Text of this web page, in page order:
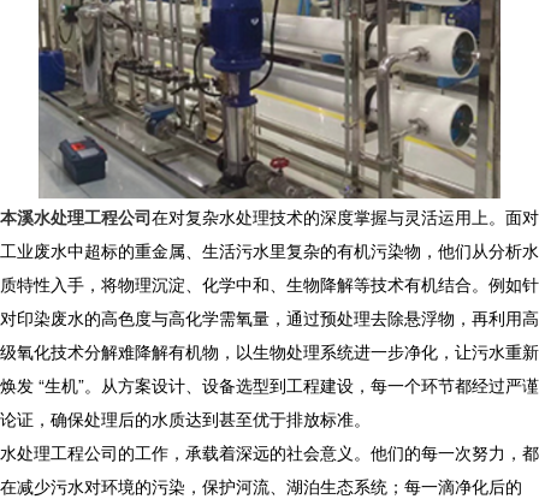
本溪水处理工程公司在对复杂水处理技术的深度掌握与灵活运用上。面对
工业废水中超标的重金属、生活污水里复杂的有机污染物，他们从分析水
质特性入手，将物理沉淀、化学中和、生物降解等技术有机结合。例如针
对印染废水的高色度与高化学需氧量，通过预处理去除悬浮物，再利用高
级氧化技术分解难降解有机物，以生物处理系统进一步净化，让污水重新
焕发 “生机”。从方案设计、设备选型到工程建设，每一个环节都经过严谨
论证，确保处理后的水质达到甚至优于排放标准。​
水处理工程公司的工作，承载着深远的社会意义。他们的每一次努力，都
在减少污水对环境的污染，保护河流、湖泊生态系统；每一滴净化后的